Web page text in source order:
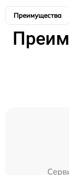
Преимущества